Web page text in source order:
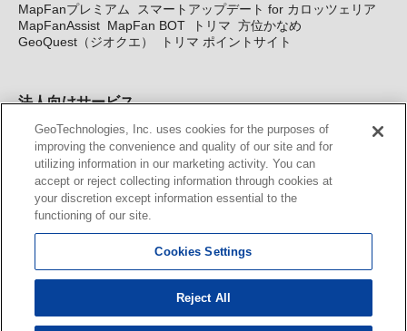
MapFanプレミアム
スマートアップデート for カロッツェリア
MapFanAssist MapFan BOT トリマ 方位かなめ
GeoQuest（ジオクエ）
トリマ ポイントサイト
法人向けサービス
法人向け地図・位置情報サービス WEBサイト・システム向け地
図API Windows PC向け地図開発キット MapFan DB 住所確認
サービス
MAP WORLD+ トリマ広告 Geo-Research
カーナビ地図更新サービス
MapFan スマートメンバーズ
KENWOOD MapFan Club
GeoTechnologies, Inc. uses cookies for the purposes of
improving the convenience and quality of our site and for
utilizing information in our marketing activity. You can
accept or reject collecting information through cookies at
your discretion except information essential to the
functioning of our site.
Cookies Settings
Reject All